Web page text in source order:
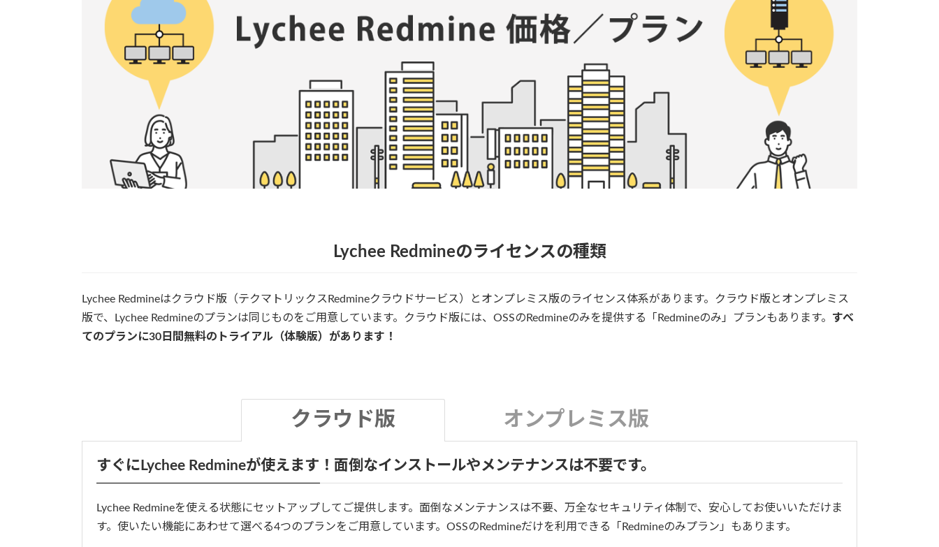
Lychee Redmineのライセンスの種類
Lychee Redmineはクラウド版（テクマトリックスRedmineクラウドサービス）とオンプレミス版のライセンス体系があります。クラウド版とオンプレミス
版で、Lychee Redmineのプランは同じものをご用意しています。クラウド版には、OSSのRedmineのみを提供する「Redmineのみ」プランもあります。 すべ
てのプランに30日間無料のトライアル（体験版）があります！
クラウド版 オンプレミス版
すぐにLychee Redmineが使えます！面倒なインストールやメンテナンスは不要です。
Lychee Redmineを使える状態にセットアップしてご提供します。面倒なメンテナンスは不要、万全なセキュリティ体制で、安心してお使いいただけま
す。使いたい機能にあわせて選べる4つのプランをご用意しています。OSSのRedmineだけを利用できる「Redmineのみプラン」もあります。